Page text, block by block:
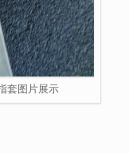
套图片展示